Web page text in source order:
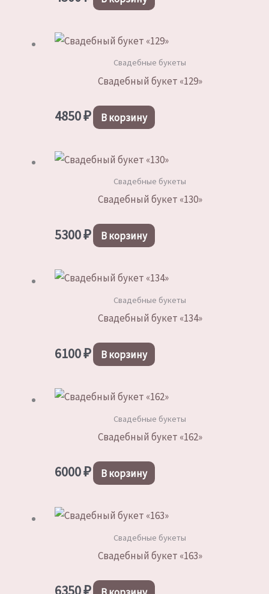
Свадебные букеты
Свадебный букет «129»
4850₽ В корзину
Свадебные букеты
Свадебный букет «130»
5300₽ В корзину
Свадебные букеты
Свадебный букет «134»
6100₽ В корзину
Свадебные букеты
Свадебный букет «162»
6000₽ В корзину
Свадебные букеты
Свадебный букет «163»
6350₽